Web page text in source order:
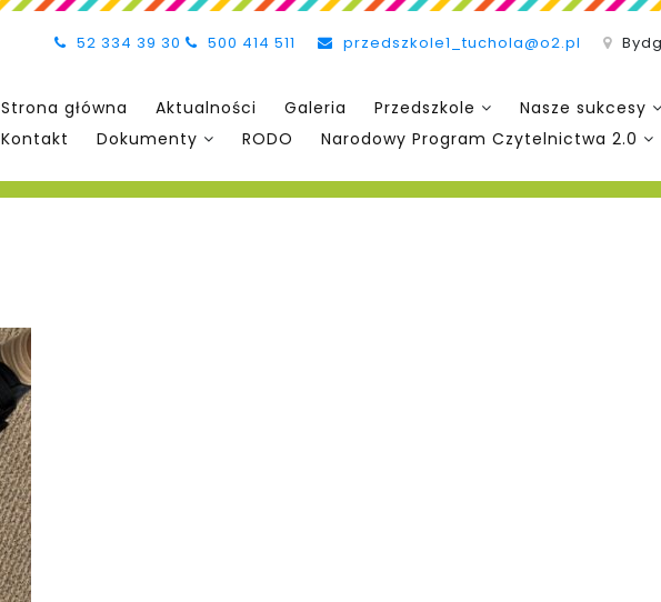
52 334 39 30 500 414 511 przedszkole1_tuchola@o2.pl
Strona główna Aktualności Galeria Przedszkole Nasze sukcesy
Kontakt
Dokumenty RODO Narodowy Program Czytelnictwa 2.0